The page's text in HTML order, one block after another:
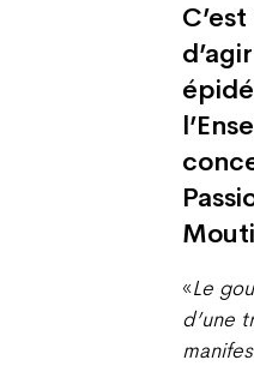
«Le
d’une